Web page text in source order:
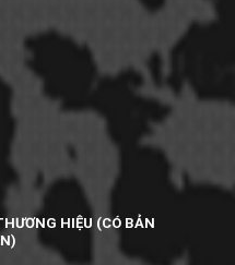
HIỆU (CÓ BẢN